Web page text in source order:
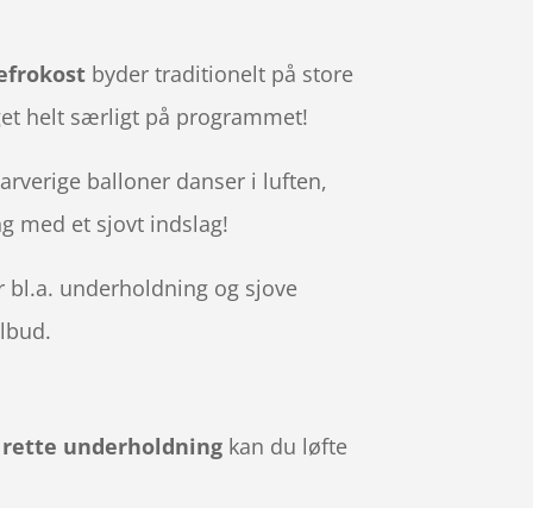
byder traditionelt på store
helt særligt på programmet!
balloner danser i luften,
med et sjovt indslag!
underholdning og sjove
rette underholdning kan du løfte